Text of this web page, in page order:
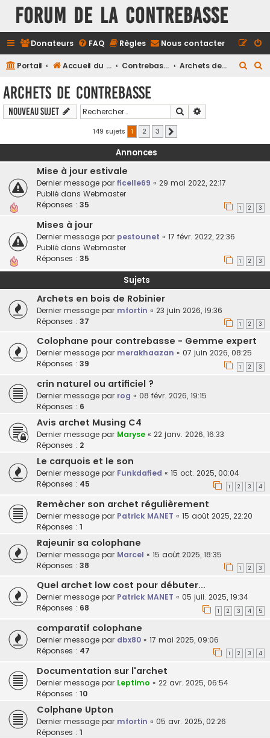
FORUM DE LA CONTREBASSE
Donateurs FAQ Règles Nous contacter
Portail Accueil du forum Contrebasse Archets de Contrebasse
r
c
r
r
c
r
Archets de Contrebasse
Nouveau sujet Rechercher
149 sujets 1 2 3
Annonces
Mise à jour estivale
Dernier message par ficelle69 « 29 mai 2022, 22:17
Publié dans Webmaster
Réponses : 35 1 2 3
Mises à jour
Dernier message par pestounet « 17 févr. 2022, 22:36
Publié dans Webmaster
Réponses : 35 1 2 3
Sujets
Archets en bois de Robinier
Dernier message par mfortin « 23 juin 2026, 19:36
Réponses : 37 1 2 3
Colophane pour contrebasse - Gemme expert
Dernier message par merakhaazan « 07 juin 2026, 08:25
Réponses : 39 1 2 3
crin naturel ou artificiel ?
Dernier message par rog « 08 févr. 2026, 19:15
Réponses : 6
Avis archet Musing C4
Dernier message par Maryse « 22 janv. 2026, 16:33
Réponses : 2
Le carquois et le son
Dernier message par Funkdafied « 15 oct. 2025, 00:04
Réponses : 45 1 2 3 4
Remècher son archet régulièrement
Dernier message par Patrick MANET « 15 août 2025, 22:20
Réponses : 1
Rajeunir sa colophane
Dernier message par Marcel « 15 août 2025, 18:35
Réponses : 38 1 2 3
Quel archet low cost pour débuter...
Dernier message par Patrick MANET « 05 juil. 2025, 19:34
Réponses : 68 1 2 3 4 5
comparatif colophane
Dernier message par dbx80 « 17 mai 2025, 09:06
Réponses : 47 1 2 3 4
Documentation sur l'archet
Dernier message par Leptimo « 22 avr. 2025, 06:54
Réponses : 10
Colphane Upton
Dernier message par mfortin « 05 avr. 2025, 02:26
Réponses : 1